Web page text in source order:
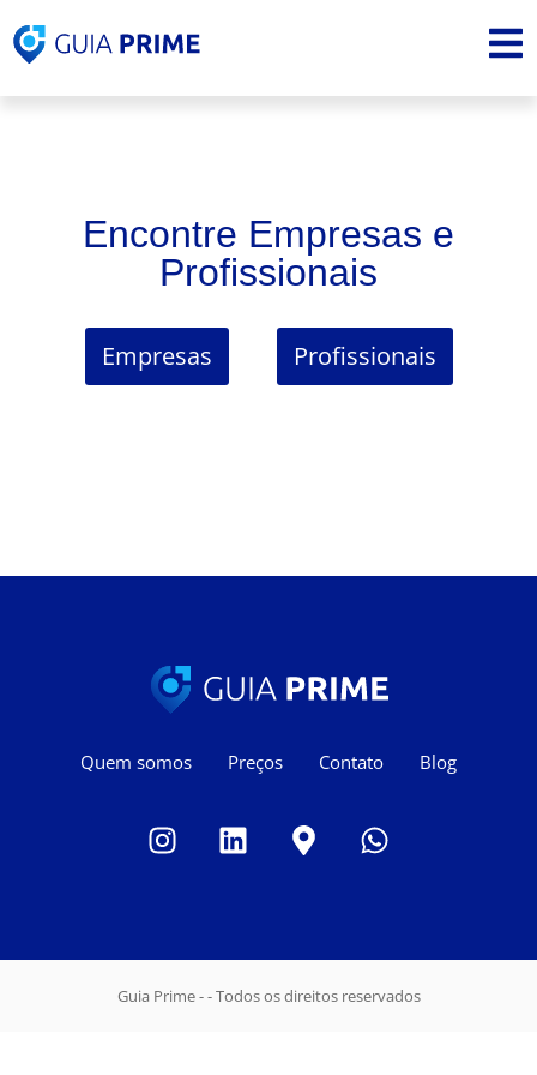
Encontre Empresas e
Profissionais
Empresas Profissionais
Quem somos Preços Contato Blog
Guia Prime - - Todos os direitos reservados